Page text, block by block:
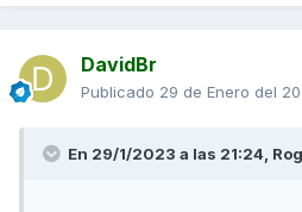
DavidBr
Publicado 29 de Enero del
En 29/1/2023 a las 21:24,